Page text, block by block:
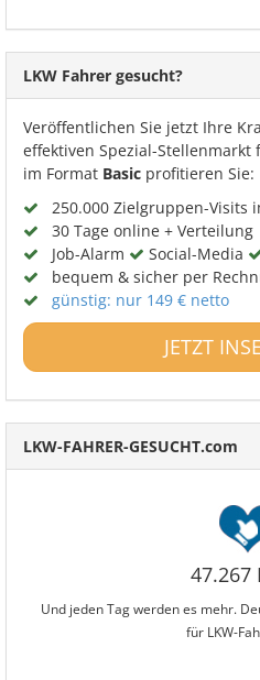
LKW Fahrer gesucht?
Veröffentlichen Sie jetzt Ihre
effektiven Spezial-Stellenmarkt
im Format Basic profitieren Sie:
250.000 Zielgruppen-Visits
30 Tage online + Verteilung
Job-Alarm
Social-Media
bequem & sicher per
günstig: nur 149 € netto
JETZT
LKW-FAHRER-GESUCHT.com
47.267
Und jeden Tag werden es mehr.
für LKW-